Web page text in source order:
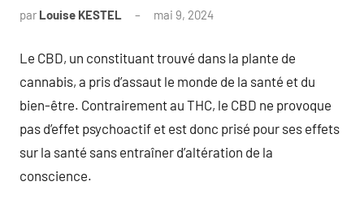
par Louise KESTEL mai 9, 2024
Le CBD, un constituant trouvé dans la plante de
cannabis, a pris d’assaut le monde de la santé et du
bien-être. Contrairement au THC, le CBD ne provoque
pas d’effet psychoactif et est donc prisé pour ses effets
sur la santé sans entraîner d’altération de la
conscience.